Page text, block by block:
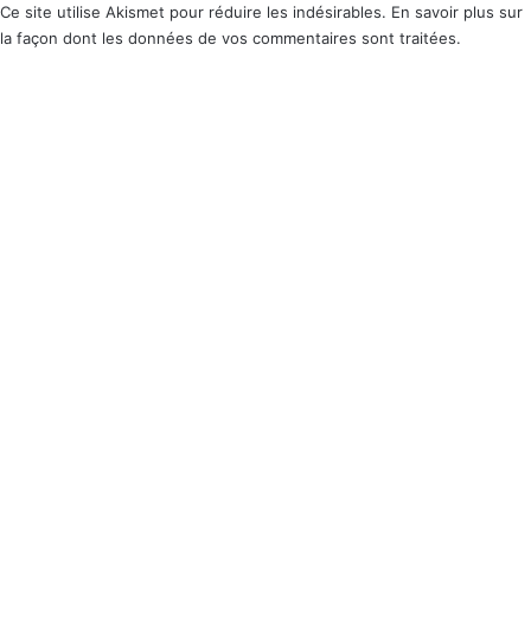
Ce site utilise Akismet pour réduire les indésirables. En savoir plus sur
la façon dont les données de vos commentaires sont traitées.